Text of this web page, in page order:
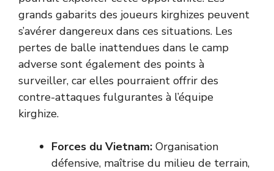
grands gabarits des joueurs kirghizes peuvent
s’avérer dangereux dans ces situations. Les
pertes de balle inattendues dans le camp
adverse sont également des points à
surveiller, car elles pourraient offrir des
contre-attaques fulgurantes à l’équipe
kirghize.
Forces du Vietnam: Organisation
défensive, maîtrise du milieu de terrain,